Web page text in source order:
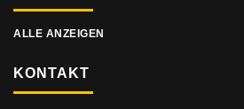
ALLE ANZEIGEN
KONTAKT